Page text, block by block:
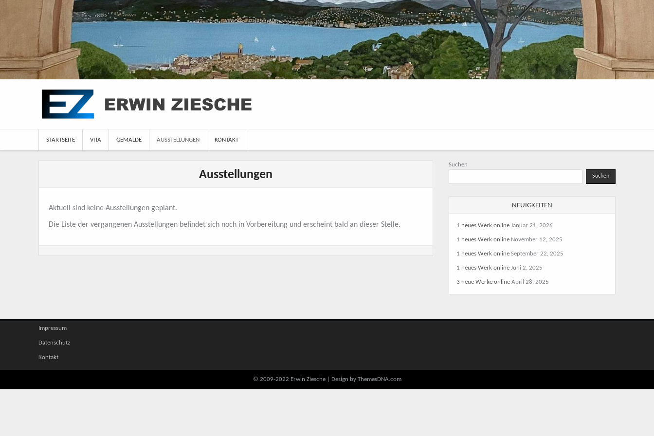
STARTSEITE VITA GEMÄLDE AUSSTELLUNGEN KONTAKT
Ausstellungen
Aktuell sind keine Ausstellungen geplant.
Die Liste der vergangenen Ausstellungen befindet sich noch in Vorbereitung und erscheint bald an dieser Stelle.
Suchen
Suchen
NEUIGKEITEN
1 neues Werk online Januar 21, 2026
1 neues Werk online November 12, 2025
1 neues Werk online September 22, 2025
1 neues Werk online Juni 2, 2025
3 neue Werke online April 28, 2025
Impressum
Datenschutz
Kontakt
© 2009-2022 Erwin Ziesche | Design by ThemesDNA.com